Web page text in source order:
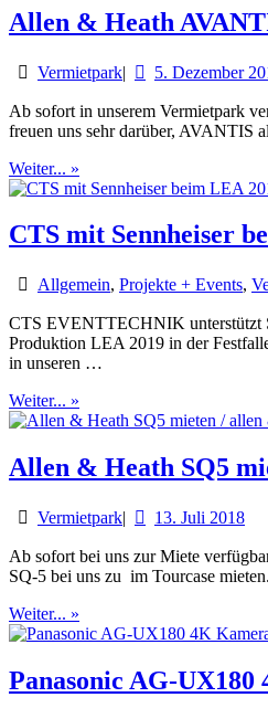
Allen & Heath
Vermietpark| 5. Dezember
Ab sofort in unserem Vermietpark
freuen uns sehr darüber, AVANTIS
Weiter... »
CTS mit Sennheiser
Allgemein, Projekte + Events,
CTS EVENTTECHNIK unterstützt
Produktion LEA 2019 in der
in unseren …
Weiter... »
Allen & Heath SQ5
Vermietpark| 13. Juli 2018
Ab sofort bei uns zur Miete
SQ-5 bei uns zu im Tourcase
Weiter... »
Panasonic AG-UX180